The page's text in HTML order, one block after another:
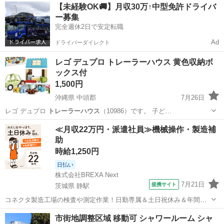
群馬 渋川市 渋川駅 家電 トレーラーハウス
【未経験OK🚚】月収30万↑中型免許ドライバ
ー募集
完全週休2日で安定転職
ドライバーダイレクト Ad
レゴ デュプロ トレーラーハウス 黄色収納ボ
ックス付
1,500円
沖縄県 中頭郡
7月26日
レゴ デュプロ
トレーラーハウス （10986）です。 子ど…
沖縄 中頭郡 おもちゃ トレーラーハウス
≪月収22万円・派遣社員≫機械操作・製造補
助
時給1,250円
日払い
株式会社BREXA Next
茨城県 静駅
提携サイト 7月21日
コネクタ製造工場の検査や測定作業！日勤専属＆土日祝休み＆年間休
日128日★クリーンルーム内作業★マイカー通勤OK＆無料駐車場あり
★就業先食堂利用可！日払い制度あり！《茨城県常陸大宮市》 人気の
茨城 常陸大宮市 静駅 その他
市街地調整区域 移動可 シャワールーム シャ